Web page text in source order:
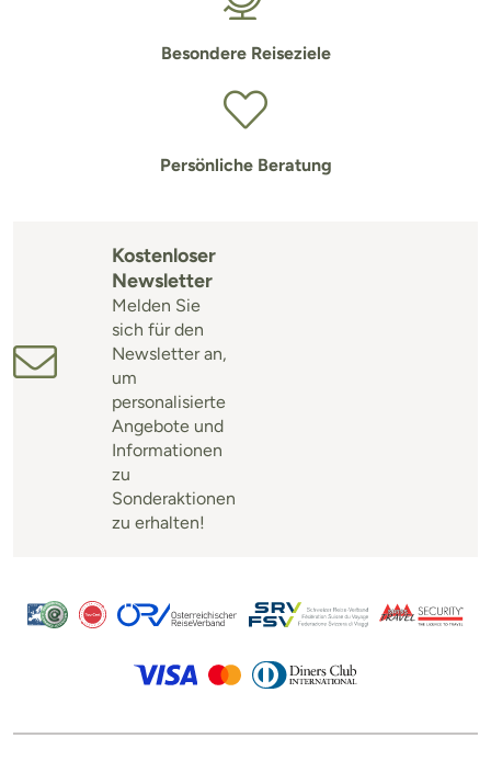
Besondere Reiseziele
Persönliche Beratung
Kostenloser
Newsletter
Melden Sie
sich für den
Newsletter an,
um
personalisierte
Angebote und
Informationen
zu
Sonderaktionen
zu erhalten!